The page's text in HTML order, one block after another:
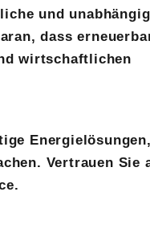
und
dass
wirtschaftlichen
Vertrauen Sie